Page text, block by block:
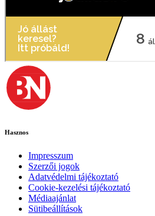
Hasznos
Impresszum
Szerzői jogok
Adatvédelmi tájékoztató
Cookie-kezelési tájékoztató
Médiaajánlat
Sütibeállítások